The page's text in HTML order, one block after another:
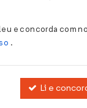
mai 2026
e concorda com
.
Li e